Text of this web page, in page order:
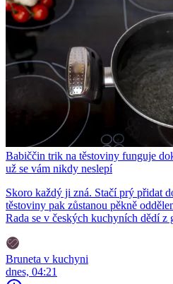
Babiččin trik na těstoviny funguje
už se vám nikdy neslepí
Skoro každý ji zná. Stačí prý přidat
těstoviny pak zůstanou pěkně
Rada se v českých kuchyních dědí z
Bruneta v kuchyni
dnes, 04:21